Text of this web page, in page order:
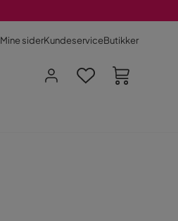
Mine siderKundeserviceButikker